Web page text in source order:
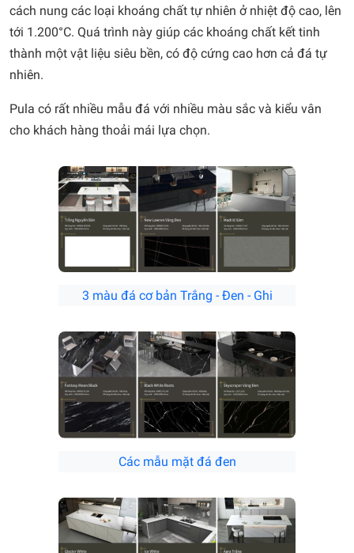
cách nung các loại khoáng chất tự nhiên ở nhiệt độ cao, lên
tới 1.200°C. Quá trình này giúp các khoáng chất kết tinh
thành một vật liệu siêu bền, có độ cứng cao hơn cả đá tự
nhiên.
Pula có rất nhiều mẫu đá với nhiều màu sắc và kiểu vân
cho khách hàng thoải mái lựa chọn.
3 màu đá cơ bản Trắng - Đen - Ghi
Các mẫu mặt đá đen